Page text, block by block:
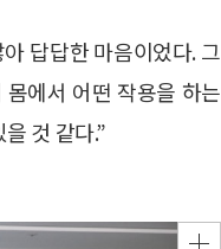
답답한 마음이었다. 그
에서 어떤 작용을 하는
것 같다.”